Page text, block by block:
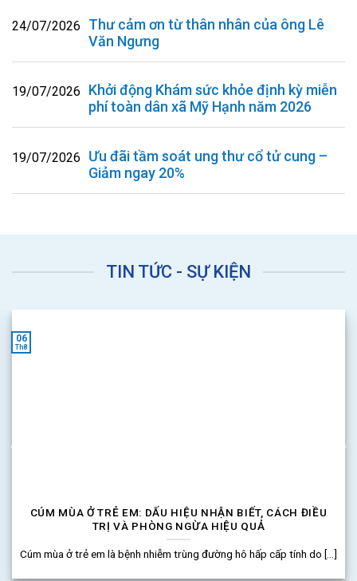
24/07/2026
Thư cảm ơn từ thân nhân của ông Lê
Văn Ngưng
19/07/2026
Khởi động Khám sức khỏe định kỳ miễn
phí toàn dân xã Mỹ Hạnh năm 2026
19/07/2026
Ưu đãi tầm soát ung thư cổ tử cung –
Giảm ngay 20%
TIN TỨC - SỰ KIỆN
CÚM MÙA Ở TRẺ EM: DẤU HIỆU NHẬN BIẾT, CÁCH ĐIỀU
TRỊ VÀ PHÒNG NGỪA HIỆU QUẢ
Cúm mùa ở trẻ em là bệnh nhiễm trùng đường hô hấp cấp tính do [...]
06
Th8